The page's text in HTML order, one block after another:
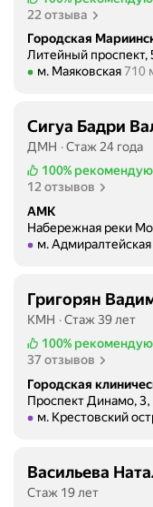
22 отзыва
Городская
Литейный проспект,
Метро м. Маяковская
м. Маяковская 710
Сигуа Бадри
ДМН
Стаж 24 года
100%
12 отзывов
АМК
Набережная реки
Метро м.
м. Адмиралтейская
Григорян
КМН
Стаж 39 лет
100%
37 отзывов
Городская
Проспект Динамо,
Метро м.
м. Крестовский
Васильева
Стаж 19 лет